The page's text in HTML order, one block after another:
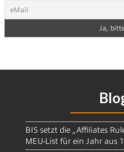
BIS setzt die „Affiliates
MEU-List für ein Jahr aus